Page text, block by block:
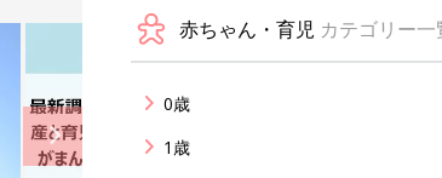
赤ちゃん・育児 カテゴリー一
0歳
1歳